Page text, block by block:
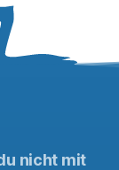
nicht mit